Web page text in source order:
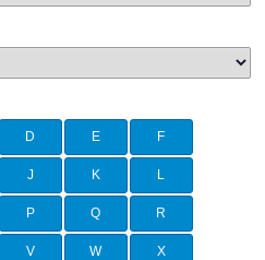
D E F
J K
P Q R
V W X